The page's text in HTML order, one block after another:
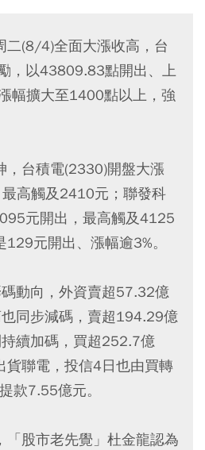
二(8/4)全面大漲收高，台
，以43809.83點開出、上
幅擴大至1400點以上，強
，台積電(2330)開盤大漲
高觸及2410元；聯發科
元開出，最高觸及4125
元開出、漲幅逾3%。
動向，外資賣超57.32億
同步減碼，賣超194.29億
續加碼，買超252.7億
貨聯電，投信4日也由買轉
款7.55億元。
「股市老先覺」杜金龍認為